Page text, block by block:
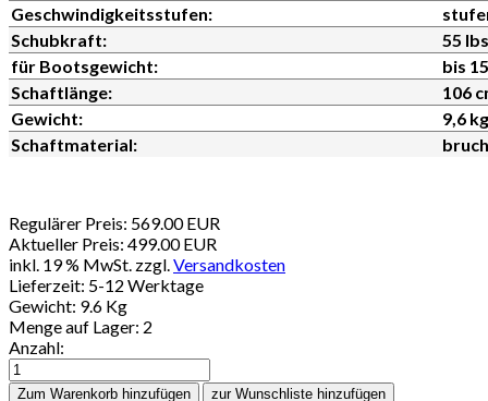
Geschwindigkeitsstufen:
Schubkraft:
55
für Bootsgewicht:
bis
Schaftlänge:
106
Gewicht:
9,6 kg
Schaftmaterial:
Regulärer Preis: 569.00 EUR
Aktueller Preis: 499.00 EUR
inkl. 19 % MwSt. zzgl.Versandkosten
Lieferzeit: 5-12 Werktage
Gewicht: 9.6 Kg
Menge auf Lager: 2
Anzahl: